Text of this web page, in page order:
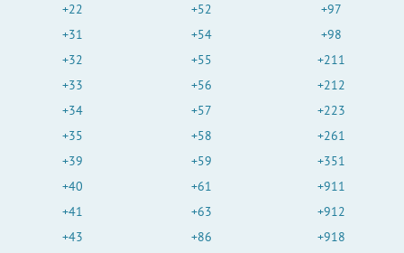
+22
+31
+32
+33
+34
+35
+39
+40
+41
+43
+52
+54
+55
+56
+57
+58
+59
+61
+63
+86
+97
+98
+211
+212
+223
+261
+351
+911
+912
+918